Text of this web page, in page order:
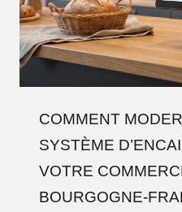
COMMENT
SYSTÈME
VOTRE
BOURGOGNE-